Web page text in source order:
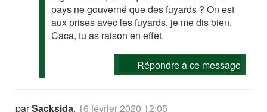
pays ne gouverné que des fuyards ? On est
aux prises avec les fuyards, je me dis bien.
Caca, tu as raison en effet.
Répondre à ce message
parSacksida, 16 février 2020 12:05